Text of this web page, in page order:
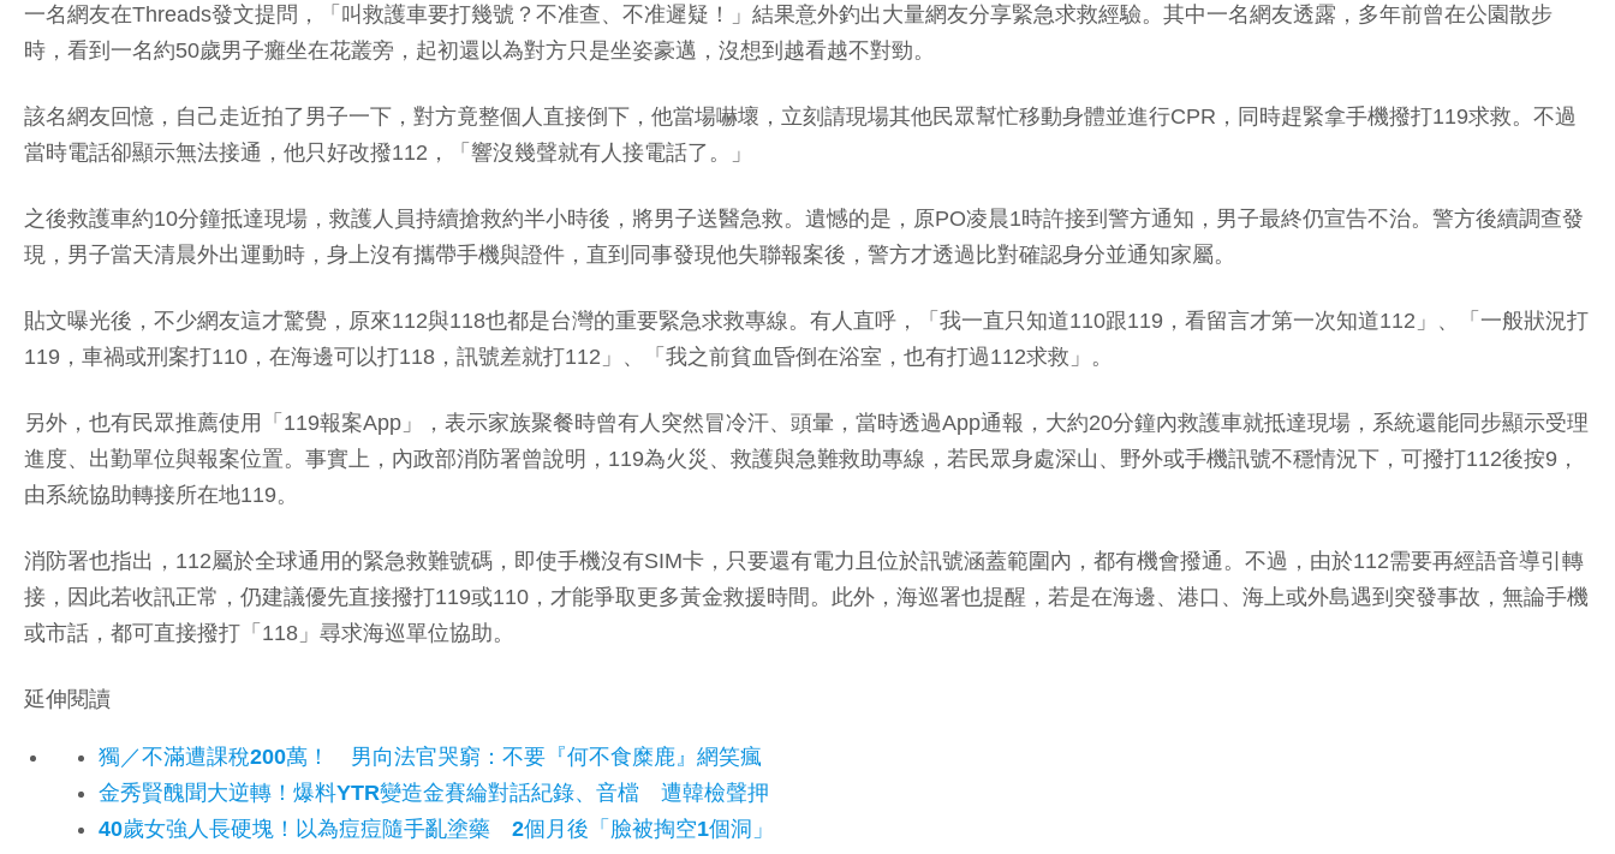
一名網友在Threads發文提問，「叫救護車要打幾號？不准查、不准遲疑！」結果意外釣出大量網友分享緊急求救經驗。其中一名網友透露，多年前曾在公園散步
時，看到一名約50歲男子癱坐在花叢旁，起初還以為對方只是坐姿豪邁，沒想到越看越不對勁。
該名網友回憶，自己走近拍了男子一下，對方竟整個人直接倒下，他當場嚇壞，立刻請現場其他民眾幫忙移動身體並進行CPR，同時趕緊拿手機撥打119求救。不過
當時電話卻顯示無法接通，他只好改撥112，「響沒幾聲就有人接電話了。」
之後救護車約10分鐘抵達現場，救護人員持續搶救約半小時後，將男子送醫急救。遺憾的是，原PO凌晨1時許接到警方通知，男子最終仍宣告不治。警方後續調查發
現，男子當天清晨外出運動時，身上沒有攜帶手機與證件，直到同事發現他失聯報案後，警方才透過比對確認身分並通知家屬。
貼文曝光後，不少網友這才驚覺，原來112與118也都是台灣的重要緊急求救專線。有人直呼，「我一直只知道110跟119，看留言才第一次知道112」、「一般狀況打
119，車禍或刑案打110，在海邊可以打118，訊號差就打112」、「我之前貧血昏倒在浴室，也有打過112求救」。
另外，也有民眾推薦使用「119報案App」，表示家族聚餐時曾有人突然冒冷汗、頭暈，當時透過App通報，大約20分鐘內救護車就抵達現場，系統還能同步顯示受理
進度、出勤單位與報案位置。事實上，內政部消防署曾說明，119為火災、救護與急難救助專線，若民眾身處深山、野外或手機訊號不穩情況下，可撥打112後按9，
由系統協助轉接所在地119。
消防署也指出，112屬於全球通用的緊急救難號碼，即使手機沒有SIM卡，只要還有電力且位於訊號涵蓋範圍內，都有機會撥通。不過，由於112需要再經語音導引轉
接，因此若收訊正常，仍建議優先直接撥打119或110，才能爭取更多黃金救援時間。此外，海巡署也提醒，若是在海邊、港口、海上或外島遇到突發事故，無論手機
或市話，都可直接撥打「118」尋求海巡單位協助。
延伸閱讀
獨／不滿遭課稅200萬！ 男向法官哭窮：不要『何不食糜鹿』網笑瘋
金秀賢醜聞大逆轉！爆料YTR變造金賽綸對話紀錄、音檔 遭韓檢聲押
40歲女強人長硬塊！以為痘痘隨手亂塗藥 2個月後「臉被掏空1個洞」